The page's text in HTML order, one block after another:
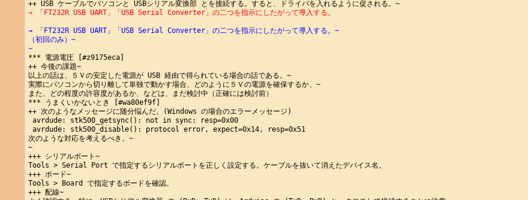
→ 「FT232R USB UART」「USB Serial Converter」の二つを指示にしたがって導入する。
→ 「FT232R USB UART」「USB Serial Converter」の二つを指示にしたがって導入する。~
（初回のみ）~
~
*** 電源電圧 [#z9175eca]
++ 今後の課題~
以上の話は、５Ｖの安定した電源が USB 経由で得られている場合の話である。~
実際にパソコンから切り離して単独で動かす場合、どのように５Ｖの電源を確保するか、~
また、どの程度の許容度があるか、などは、まだ検討中（正確には検討前）
*** うまくいかないとき [#wa80ef9f]
++ 次のようなメッセージに随分悩んだ。(Windows の場合のエラーメッセージ)
avrdude: stk500_getsync(): not in sync: resp=0x00
avrdude: stk500_disable(): protocol error, expect=0x14, resp=0x51
次のような対応を考えるべき。~
~
+++ シリアルポート~
Tools > Serial Port で指定するシリアルポートを正しく設定する。ケーブルを抜いて消えたデバイス名。
+++ ボード~
Tools > Board で指定するボードを確認。
+++ 配線~